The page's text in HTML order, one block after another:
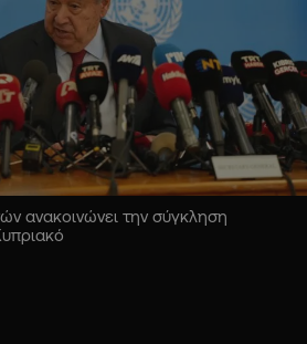
ανακοινώνει την σύγκληση